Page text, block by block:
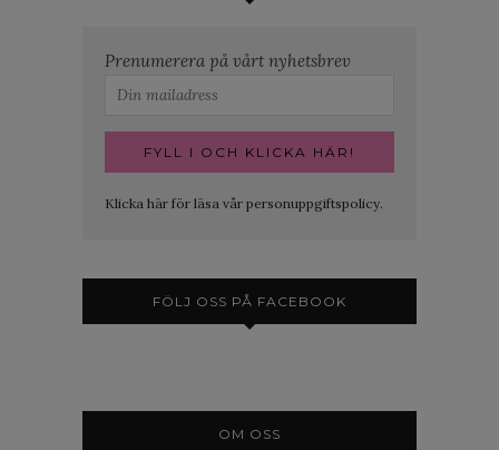
Prenumerera på vårt nyhetsbrev
Klicka här för läsa vår personuppgiftspolicy.
FÖLJ OSS PÅ FACEBOOK
OM OSS